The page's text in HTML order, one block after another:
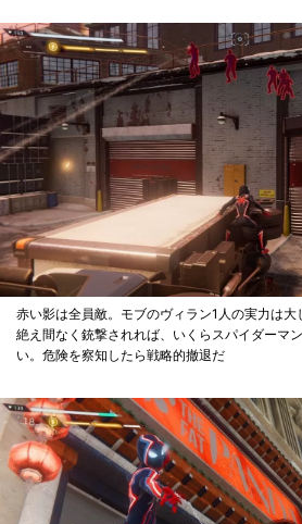
赤い影は全員敵。モブのヴィラン1人の実力は大
絶え間なく銃撃されれば、いくらスパイダーマ
い。危険を察知したら戦略的撤退だ